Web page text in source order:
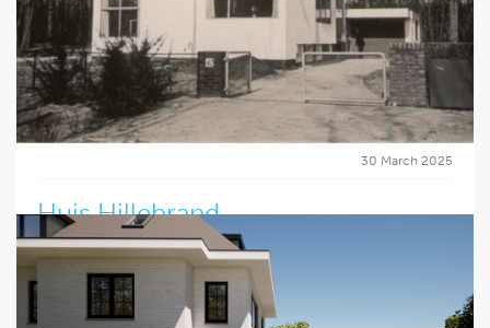
30 March 2025
Huis Hillebrand
Bijzonder nieuws: de vergunning is verleend voor de
renovatie en restauratie van het iconische Huis Hillebrand
van Architect G.H. Rietveld. De plannen zijn met
enthousiasme ontvangen door de gemeente Den